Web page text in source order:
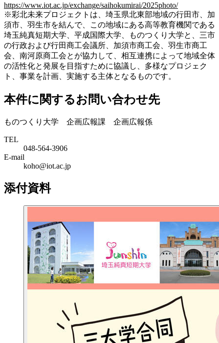
https://www.iot.ac.jp/exchange/saihokumirai/2025photo/
※彩北未来プロジェクトは、埼玉県北東部地域の行田市、加
須市、羽生市を結んで、この地域にある高等教育機関である
埼玉純真短期大学、平成国際大学、ものつくり大学と、三市
の行政および行田商工会議所、加須市商工会、羽生市商工
会、南河原商工会とが協力して、相互連携によって地域全体
の活性化と発展を目指すために協議し、多様なプロジェク
ト、事業を計画、実施する主体となるものです。
本件に関するお問い合わせ先
ものつくり大学 企画広報課 企画広報係
TEL
048-564-3906
E-mail
koho@iot.ac.jp
添付資料